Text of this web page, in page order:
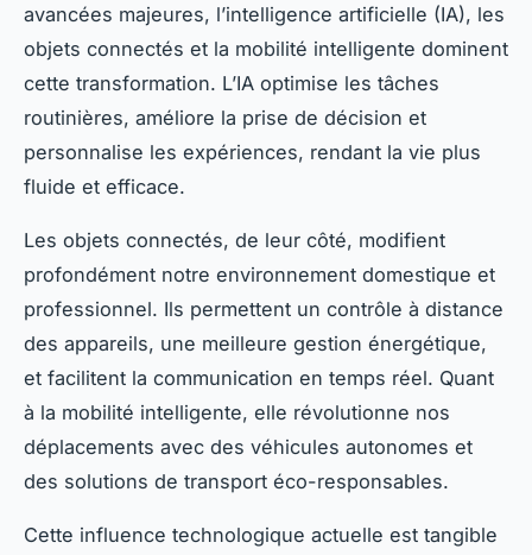
avancées majeures, l’intelligence artificielle (IA), les
objets connectés et la mobilité intelligente dominent
cette transformation. L’IA optimise les tâches
routinières, améliore la prise de décision et
personnalise les expériences, rendant la vie plus
fluide et efficace.
Les objets connectés, de leur côté, modifient
profondément notre environnement domestique et
professionnel. Ils permettent un contrôle à distance
des appareils, une meilleure gestion énergétique,
et facilitent la communication en temps réel. Quant
à la mobilité intelligente, elle révolutionne nos
déplacements avec des véhicules autonomes et
des solutions de transport éco-responsables.
Cette influence technologique actuelle est tangible